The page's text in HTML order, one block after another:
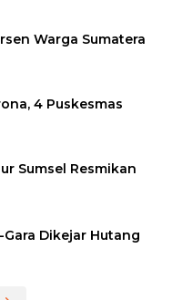
Warga Sumatera
4 Puskesmas
Sumsel Resmikan
Dikejar Hutang